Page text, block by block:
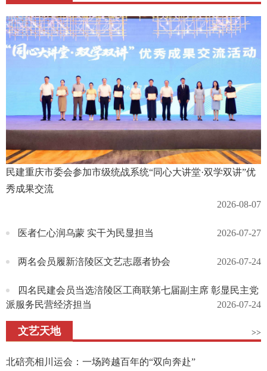
民建重庆市委会参加市级统战系统“同心大讲堂·双学双讲”优
秀成果交流
2026-08-07
医者仁心润乌蒙 实干为民显担当 2026-07-27
两名会员履新涪陵区文艺志愿者协会 2026-07-24
四名民建会员当选涪陵区工商联第七届副主席 彰显民主党
派服务民营经济担当
2026-07-24
文艺天地 >>
北碚亮相川运会：一场跨越百年的“双向奔赴”